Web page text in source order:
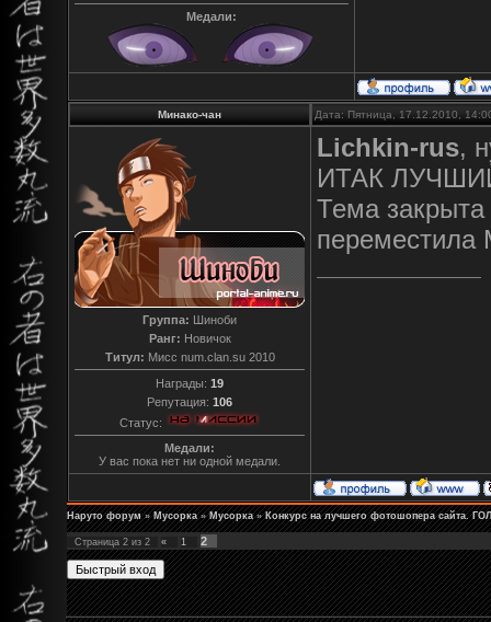
Медали:
Минако-чан Дата: Пятница, 17.12.2010,
Группа: Шиноби
Ранг: Новичок
Титул: Мисс num.clan.su 2010
Награды: 19
Репутация: 106
Статус:
Медали:
У вас пока нет ни одной медали.
Lichkin-rus,
ИТАК
Тема
переместила
Наруто форум » Мусорка » Мусорка » Конкурс на лучшего фотошопера сайта.
Страница 2 из 2 « 1 2